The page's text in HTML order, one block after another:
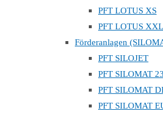
PFT LOTUS XS
PFT LOTUS XXL
Förderanlagen
PFT SILOJET
PFT SILOMAT
PFT SILOMAT
PFT SILOMAT